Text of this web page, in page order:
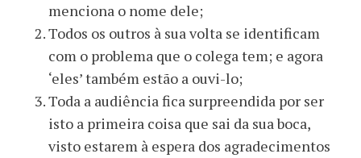
menciona o nome dele;
Todos os outros à sua volta se identificam
com o problema que o colega tem; e agora
‘eles’ também estão a ouvi-lo;
Toda a audiência fica surpreendida por ser
isto a primeira coisa que sai da sua boca,
visto estarem à espera dos agradecimentos